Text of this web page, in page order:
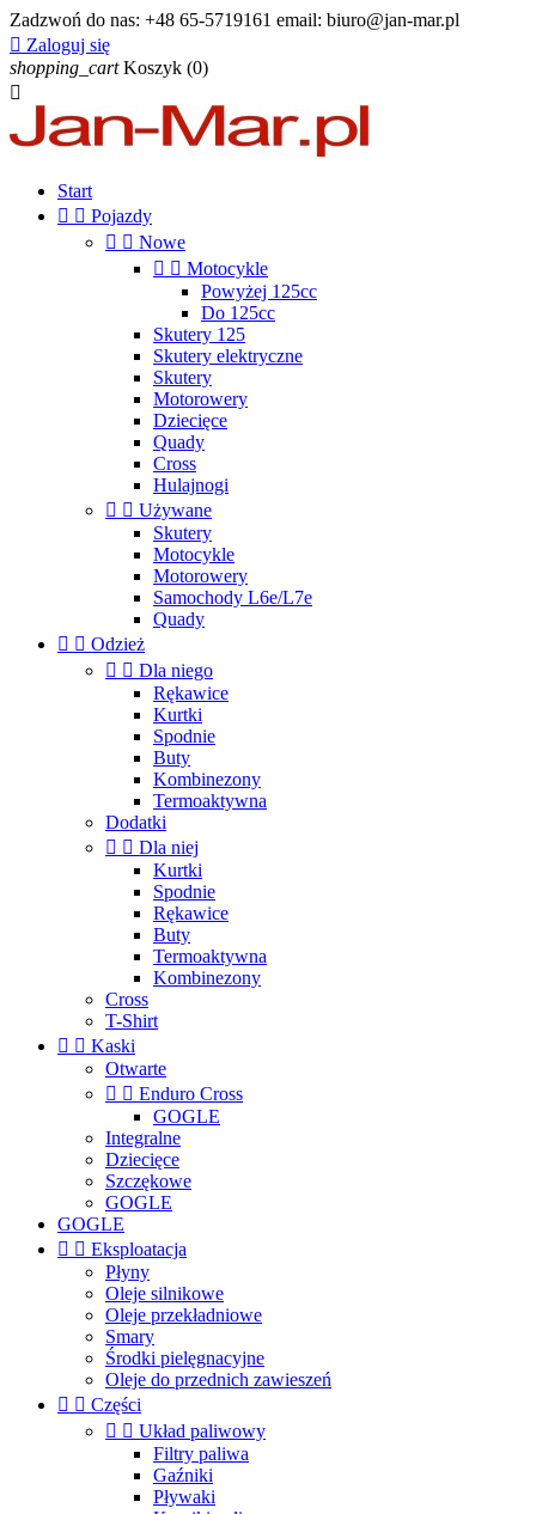
Zadzwoń do nas: +48 65-5719161 email: biuro@jan-mar.pl
 Zaloguj się
shopping_cart Koszyk (0)

Start
  Pojazdy
  Nowe
  Motocykle
Powyżej 125cc
Do 125cc
Skutery 125
Skutery elektryczne
Skutery
Motorowery
Dziecięce
Quady
Cross
Hulajnogi
  Używane
Skutery
Motocykle
Motorowery
Samochody L6e/L7e
Quady
  Odzież
  Dla niego
Rękawice
Kurtki
Spodnie
Buty
Kombinezony
Termoaktywna
Dodatki
  Dla niej
Kurtki
Spodnie
Rękawice
Buty
Termoaktywna
Kombinezony
Cross
T-Shirt
  Kaski
Otwarte
  Enduro Cross
GOGLE
Integralne
Dziecięce
Szczękowe
GOGLE
GOGLE
  Eksploatacja
Płyny
Oleje silnikowe
Oleje przekładniowe
Smary
Środki pielęgnacyjne
Oleje do przednich zawieszeń
  Części
  Układ paliwowy
Filtry paliwa
Gaźniki
Pływaki